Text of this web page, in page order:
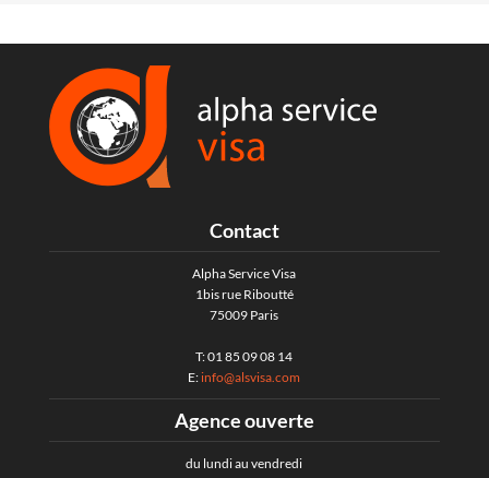
Contact
Alpha Service Visa
1bis rue Riboutté
75009 Paris
T: 01 85 09 08 14
E: info@alsvisa.com
Agence ouverte
du lundi au vendredi